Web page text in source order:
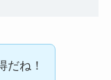
だね！